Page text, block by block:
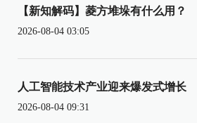
【新知解码】菱方堆垛有什么用？
2026-08-04 03:05
人工智能技术产业迎来爆发式增长
2026-08-04 09:31